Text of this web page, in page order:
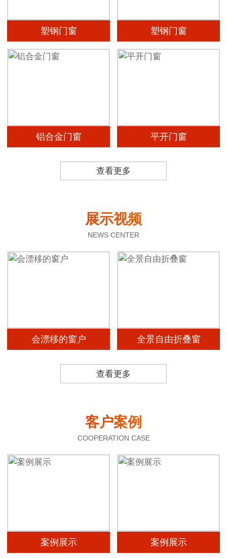
塑钢门窗 塑钢门窗
铝合金门窗 平开门窗
查看更多
展示视频
NEWS CENTER
会漂移的窗户 全景自由折叠窗
查看更多
客户案例
COOPERATION CASE
案例展示 案例展示